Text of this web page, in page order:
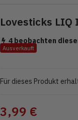
Lovesticks
4 beobachten
Ausverkauft
Für dieses Produkt
3,99 €